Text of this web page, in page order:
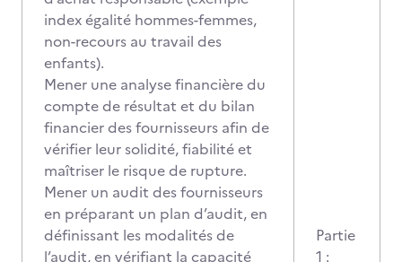
index égalité hommes-femmes,
non-recours au travail des
enfants).
Mener une analyse financière du
compte de résultat et du bilan
financier des fournisseurs afin de
vérifier leur solidité, fiabilité et
maîtriser le risque de rupture.
Mener un audit des fournisseurs
en préparant un plan d’audit, en
définissant les modalités de
l’audit, en vérifiant la capacité
Partie
1 :